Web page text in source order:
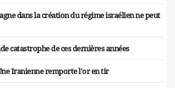
dans la création du régime israélien ne peut
catastrophe de ces dernières années
Iranienne remporte l'or en tir